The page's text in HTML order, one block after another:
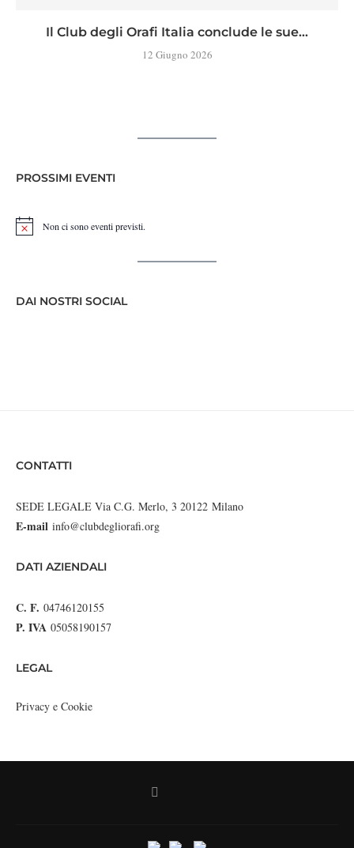
Il Club degli Orafi Italia conclude le sue...
12 Giugno 2026
PROSSIMI EVENTI
Notice Non ci sono eventi previsti.
DAI NOSTRI SOCIAL
CONTATTI
SEDE LEGALE Via C.G. Merlo, 3 20122 Milano
E-mail info@clubdegliorafi.org
DATI AZIENDALI
C. F. 04746120155
P. IVA 05058190157
LEGAL
Privacy e Cookie